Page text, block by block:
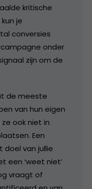
kritische
je
conversies
onder
zijn om de
de meeste
van hun eigen
ook niet in
Een
doel van jullie
een ‘weet niet’
vraagt of